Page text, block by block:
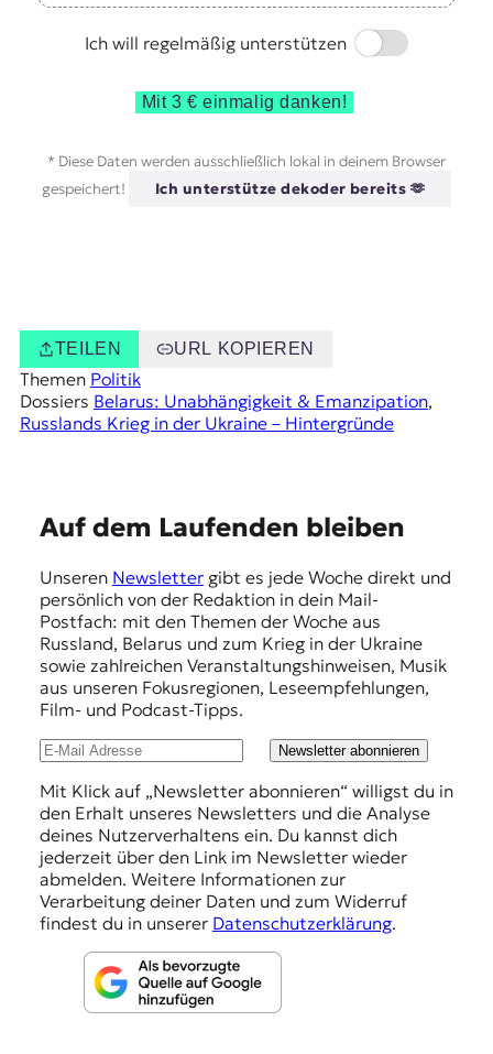
Ich will regelmäßig unterstützen
Switch
Mit 3 € einmalig danken!
* Diese Daten werden ausschließlich lokal in deinem Browser
gespeichert!
Ich unterstütze dekoder bereits 🫶
TEILEN URL KOPIEREN
Themen Politik
Dossiers Belarus: Unabhängigkeit & Emanzipation
Russlands Krieg in der Ukraine – Hintergründe
Auf dem Laufenden bleiben
Unseren Newslettergibt es jede Woche direkt und
persönlich von der Redaktion in dein Mail-
Postfach: mit den Themen der Woche aus
Russland, Belarus und zum Krieg in der Ukraine
sowie zahlreichen Veranstaltungshinweisen, Musik
aus unseren Fokusregionen, Leseempfehlungen,
Film- und Podcast-Tipps.
Newsletter abonnieren
Mit Klick auf „Newsletter abonnieren“ willigst du in
den Erhalt unseres Newsletters und die Analyse
deines Nutzerverhaltens ein. Du kannst dich
jederzeit über den Link im Newsletter wieder
abmelden. Weitere Informationen zur
Verarbeitung deiner Daten und zum Widerruf
findest du in unserer Datenschutzerklärung.